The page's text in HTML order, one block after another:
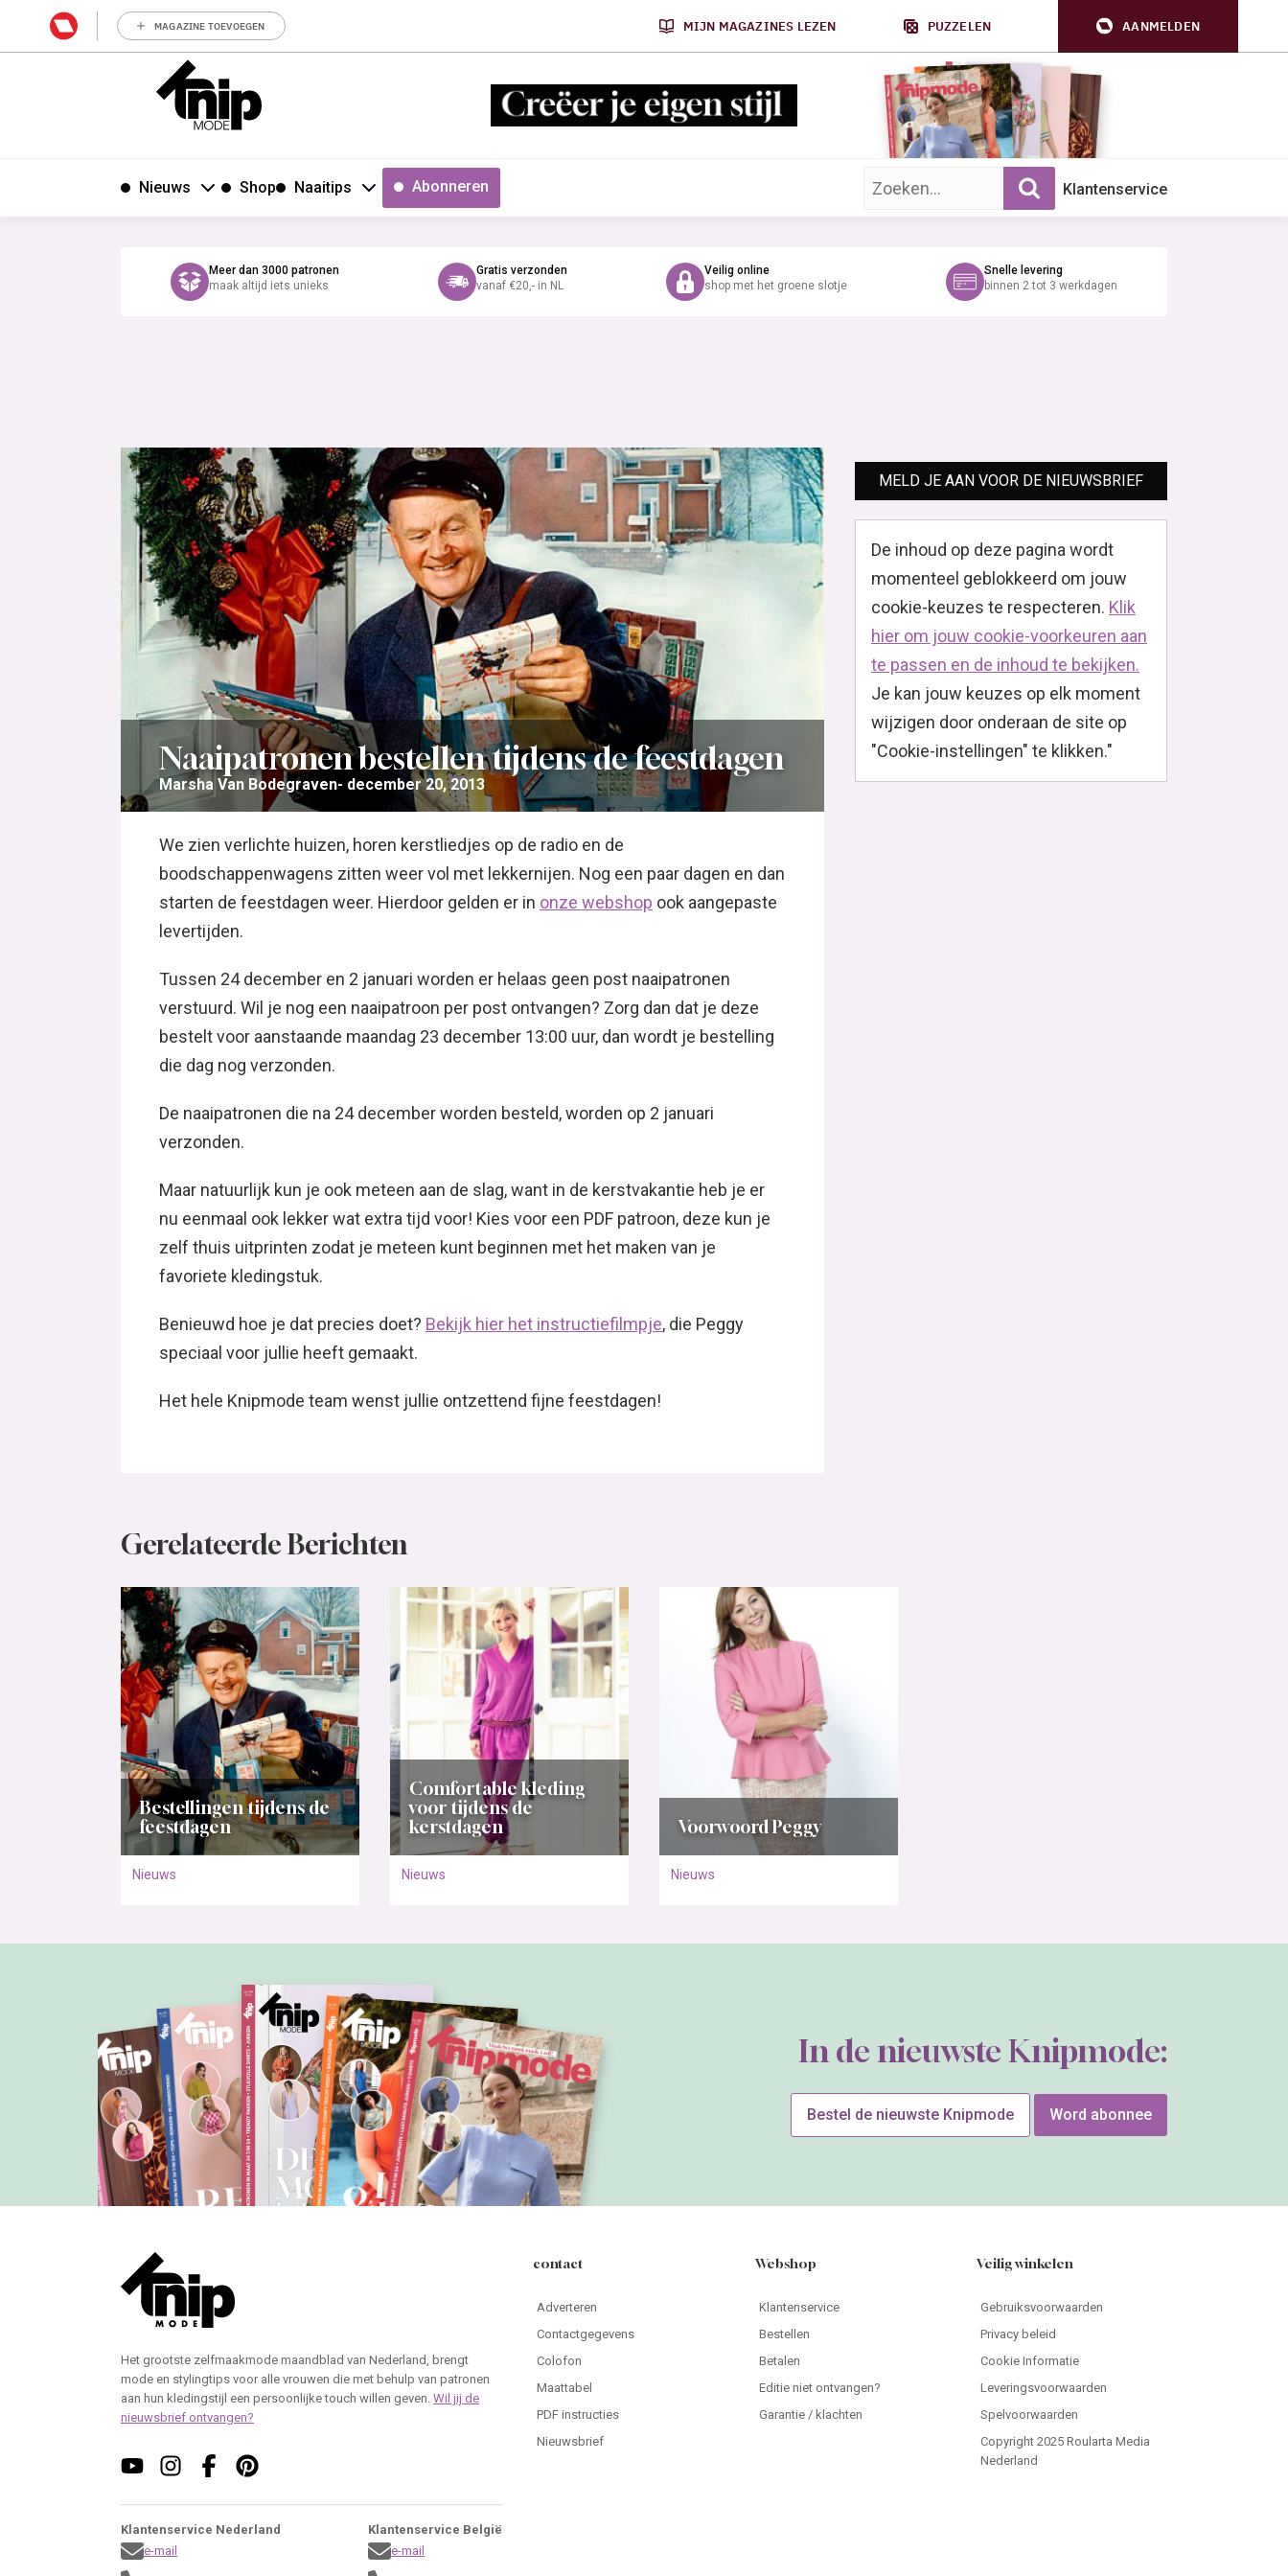
MAGAZINE TOEVOEGEN MIJN MAGAZINES LEZEN PUZZELEN AANMELDEN
Nieuws Shop Naaitips Abonneren Zoek op trefwoord: Klantenservice
Meer dan 3000 patronen
maak altijd iets unieks
Gratis verzonden
vanaf €20,- in NL
Veilig online
shop met het groene slotje
Snelle levering
binnen 2 tot 3 werkdagen
Naaipatronen bestellen tijdens de feestdagen
Marsha Van Bodegraven december 20, 2013
We zien verlichte huizen, horen kerstliedjes op de radio en de
boodschappenwagens zitten weer vol met lekkernijen. Nog een paar dagen en dan
starten de feestdagen weer. Hierdoor gelden er in onze webshop ook aangepaste
levertijden.
Tussen 24 december en 2 januari worden er helaas geen post naaipatronen
verstuurd. Wil je nog een naaipatroon per post ontvangen? Zorg dan dat je deze
bestelt voor aanstaande maandag 23 december 13:00 uur, dan wordt je bestelling
die dag nog verzonden.
De naaipatronen die na 24 december worden besteld, worden op 2 januari
verzonden.
Maar natuurlijk kun je ook meteen aan de slag, want in de kerstvakantie heb je er
nu eenmaal ook lekker wat extra tijd voor! Kies voor een PDF patroon, deze kun je
zelf thuis uitprinten zodat je meteen kunt beginnen met het maken van je
favoriete kledingstuk.
Benieuwd hoe je dat precies doet? Bekijk hier het instructiefilmpje, die Peggy
speciaal voor jullie heeft gemaakt.
Het hele Knipmode team wenst jullie ontzettend fijne feestdagen!
MELD JE AAN VOOR DE NIEUWSBRIEF
De inhoud op deze pagina wordt
momenteel geblokkeerd om jouw
cookie-keuzes te respecteren. Klik
hier om jouw cookie-voorkeuren aan
te passen en de inhoud te bekijken.
Je kan jouw keuzes op elk moment
wijzigen door onderaan de site op
"Cookie-instellingen" te klikken."
Gerelateerde Berichten
Bestellingen tijdens de
feestdagen
Nieuws
Comfortable kleding
voor tijdens de
kerstdagen
Nieuws
Voorwoord Peggy
Nieuws
In de nieuwste Knipmode:
Bestel de nieuwste Knipmode Word abonnee
Het grootste zelfmaakmode maandblad van Nederland, brengt
mode en stylingtips voor alle vrouwen die met behulp van patronen
aan hun kledingstijl een persoonlijke touch willen geven. Wil jij de
nieuwsbrief ontvangen?
Klantenservice Nederland
e-mail
Klantenservice België
e-mail
contact
Adverteren
Contactgegevens
Colofon
Maattabel
PDF instructies
Nieuwsbrief
Webshop
Klantenservice
Bestellen
Betalen
Editie niet ontvangen?
Garantie / klachten
Veilig winkelen
Gebruiksvoorwaarden
Privacy beleid
Cookie Informatie
Leveringsvoorwaarden
Spelvoorwaarden
Copyright 2025 Roularta Media
Nederland